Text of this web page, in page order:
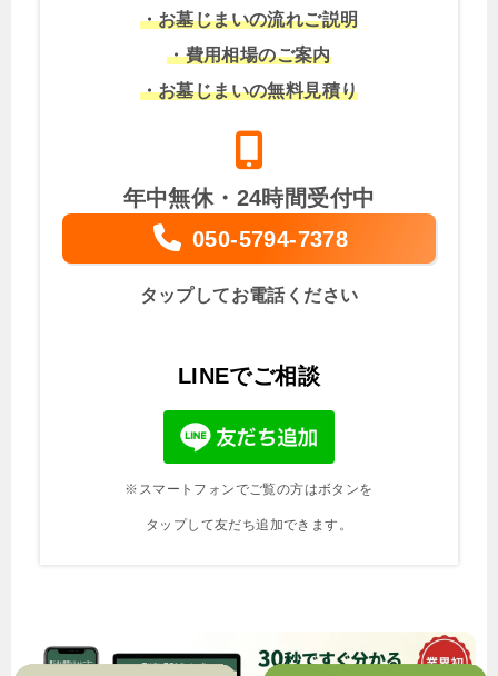
・お墓じまいの流れご説明
・費用相場のご案内
・お墓じまいの無料見積り
年中無休・24時間受付中
050-5794-7378
タップしてお電話ください
LINEでご相談
※スマートフォンでご覧の方はボタンを
タップして友だち追加できます。